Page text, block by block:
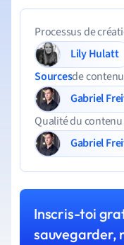
Processus de
Lily Hulatt
Sourcesde
Gabriel
Qualité du
Gabriel
Inscris-toi
sauvegarder,